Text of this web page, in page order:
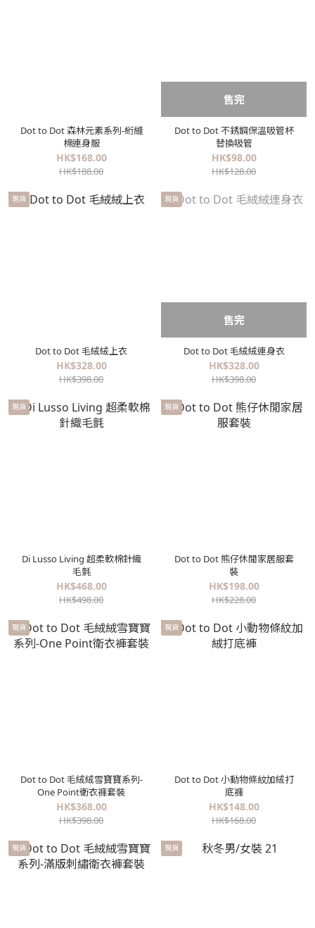
Dot to Dot 森林元素系列-絎縫
棉連身服
HK$168.00
HK$188.00
售完
Dot to Dot 不銹鋼保溫吸管杯
替換吸管
HK$98.00
HK$128.00
現貨
Dot to Dot 毛絨絨上衣
HK$328.00
HK$398.00
現貨
售完
Dot to Dot 毛絨絨連身衣
HK$328.00
HK$398.00
現貨
Di Lusso Living 超柔軟棉針織
毛氈
HK$468.00
HK$498.00
現貨
Dot to Dot 熊仔休閒家居服套
裝
HK$198.00
HK$228.00
現貨
Dot to Dot 毛絨絨雪寶寶系列-
One Point衛衣褲套裝
HK$368.00
HK$398.00
現貨
Dot to Dot 小動物條紋加絨打
底褲
HK$148.00
HK$168.00
現貨 現貨